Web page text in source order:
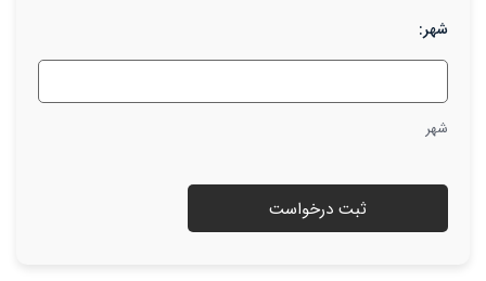
شهر:
شهر